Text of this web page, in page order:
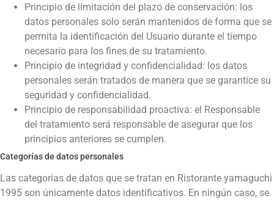
Principio de limitación del plazo de conservación: los
datos personales solo serán mantenidos de forma que se
permita la identificación del Usuario durante el tiempo
necesario para los fines de su tratamiento.
Principio de integridad y confidencialidad: los datos
personales serán tratados de manera que se garantice su
seguridad y confidencialidad.
Principio de responsabilidad proactiva: el Responsable
del tratamiento será responsable de asegurar que los
principios anteriores se cumplen.
Categorías de datos personales
Las categorías de datos que se tratan en Ristorante yamaguchi
1995 son únicamente datos identificativos. En ningún caso, se